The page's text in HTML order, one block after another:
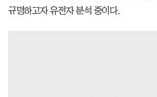
규명하고자 유전자 분석 중이다.